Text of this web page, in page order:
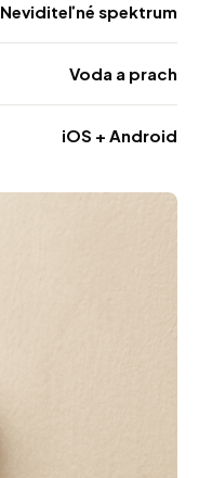
Neviditeľné spektrum
Voda a prach
iOS + Android